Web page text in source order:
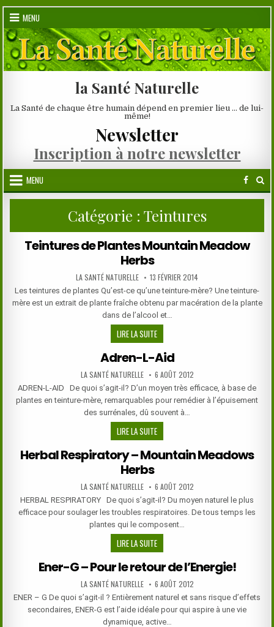
Skip
content
MENU
la Santé Naturelle
La Santé de chaque être humain dépend en premier lieu … de lui-
même!
Newsletter
Inscription à notre newsletter
MENU
Catégorie : Teintures
Teintures de Plantes Mountain Meadow
Herbs
AUTHOR:
LA SANTÉ NATURELLE PUBLISHED
DATE:
13 FÉVRIER 2014
Les teintures de plantes Qu’est-ce qu’une teinture-mère? Une teinture-
mère est un extrait de plante fraîche obtenu par macération de la plante
dans de l’alcool et…
LIRE LA SUITETEINTURES
DE
PLANTES
MOUNTAIN
MEADOW
HERBS
Adren-L-Aid
AUTHOR:
LA SANTÉ NATURELLE PUBLISHED
DATE:
6 AOÛT 2012
ADREN-L-AID De quoi s’agit-il? D’un moyen très efficace, à base de
plantes en teinture-mère, remarquables pour remédier à l’épuisement
des surrénales, dû souvent à…
LIRE LA SUITEADREN-
L-
AID
Herbal Respiratory – Mountain Meadows
Herbs
AUTHOR:
LA SANTÉ NATURELLE PUBLISHED
DATE:
6 AOÛT 2012
HERBAL RESPIRATORY De quoi s’agit-il? Du moyen naturel le plus
efficace pour soulager les troubles respiratoires. De tous temps les
plantes qui le composent…
LIRE LA SUITEHERBAL
RESPIRATORY
–
MOUNTAIN
MEADOWS
HERBS
Ener-G – Pour le retour de l’Energie!
AUTHOR:
LA SANTÉ NATURELLE PUBLISHED
DATE:
6 AOÛT 2012
ENER – G De quoi s’agit-il ? Entièrement naturel et sans risque d’effets
secondaires, ENER-G est l’aide idéale pour qui aspire à une vie
dynamique, active…